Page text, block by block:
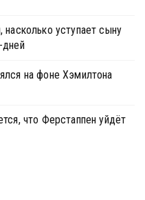
уступает сыну
на фоне Хэмилтона
что Ферстаппен уйдёт